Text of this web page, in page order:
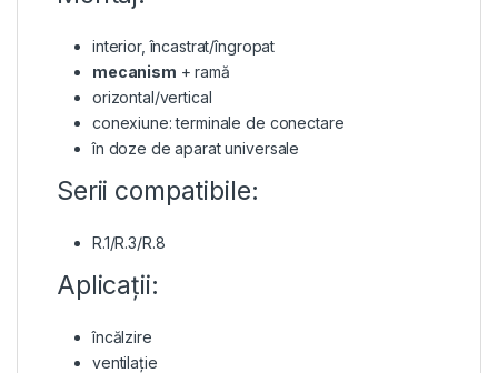
interior, încastrat/îngropat
mecanism + ramă
orizontal/vertical
conexiune: terminale de conectare
în doze de aparat universale
Serii compatibile:
R.1/R.3/R.8
Aplicații:
încălzire
ventilație